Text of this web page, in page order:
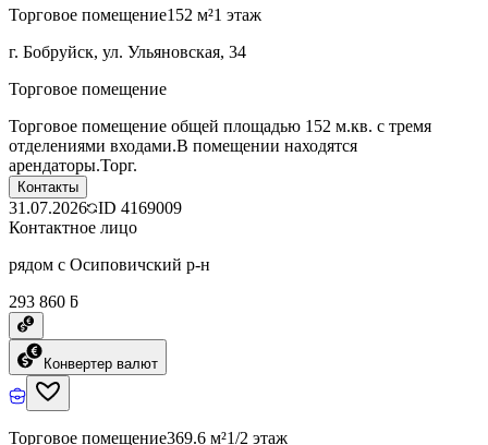
Торговое помещение152 м²1 этаж
г. Бобруйск, ул. Ульяновская, 34
Торговое помещение
Торговое помещение общей площадью 152 м.кв. с тремя
отделениями входами.В помещении находятся
арендаторы.Торг.
Контакты
31.07.2026 ID 4169009
Контактное лицо
рядом с Осиповичский р-н
293 860 ƃ
Конвертер валют
Торговое помещение369.6 м²1/2 этаж